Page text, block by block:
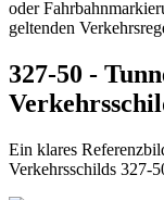
oder
geltenden
327-50 -
Ein klares
Verkehrsschilds 327-